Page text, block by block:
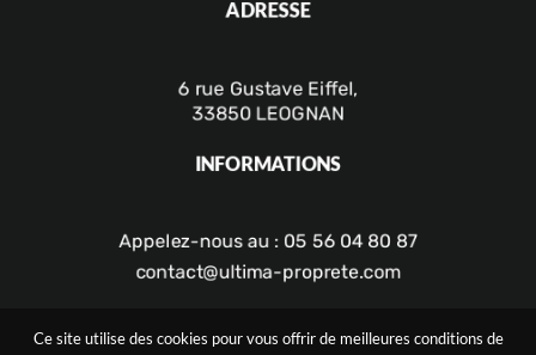
INFORMATIONS
Appelez-nous au : 05 56 04 80 87
contact@ultima-proprete.com
ADRESSE
6 rue Gustave Eiffel,
33850 LEOGNAN
Demande de devis/ Plan du site/Mentions légales et politique de confidentialité
Ce site utilise des cookies pour vous offrir de meilleures conditions de